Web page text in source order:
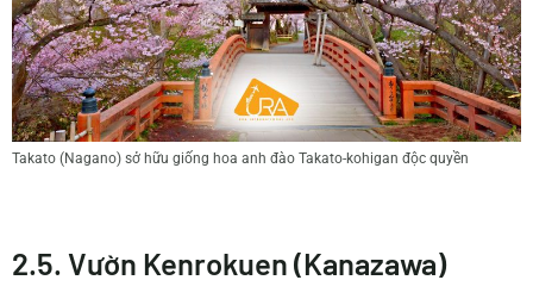
Takato (Nagano) sở hữu giống hoa anh đào Takato-kohigan độc quyền
2.5. Vườn Kenrokuen (Kanazawa)